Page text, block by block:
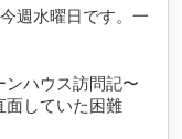
週水曜日です。一
ハウス訪問記〜
面していた困難